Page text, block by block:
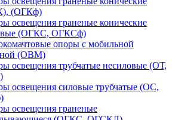
(ОГКф)
освещения граненые конические
(ОГКС, ОГКСф)
опоры с мобильной
(ОВМ)
освещения трубчатые несиловые (ОТ,
освещения силовые трубчатые (ОС,
освещения граненые